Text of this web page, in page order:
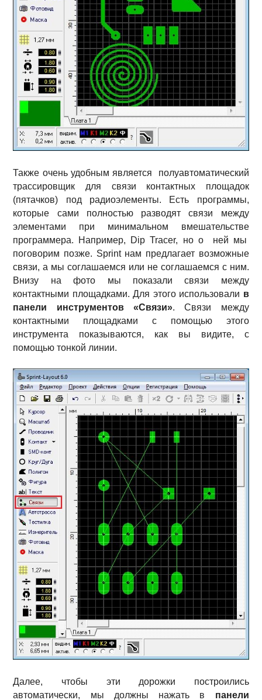
Также очень удобным является полуавтоматический
трассировщик для связи контактных площадок
(пятачков) под радиоэлементы. Есть программы,
которые сами полностью разводят связи между
элементами при минимальном вмешательстве
программера. Например, Dip Tracer, но о ней мы
поговорим позже. Sprint нам предлагает возможные
связи, а мы соглашаемся или не соглашаемся с ним.
Внизу на фото мы показали связи между
контактными площадками. Для этого использовали в
панели инструментов «Связи». Связи между
контактными площадками с помощью этого
инструмента показываются, как вы видите, с
помощью тонкой линии.
Далее, чтобы эти дорожки построились
автоматически, мы должны нажать в панели